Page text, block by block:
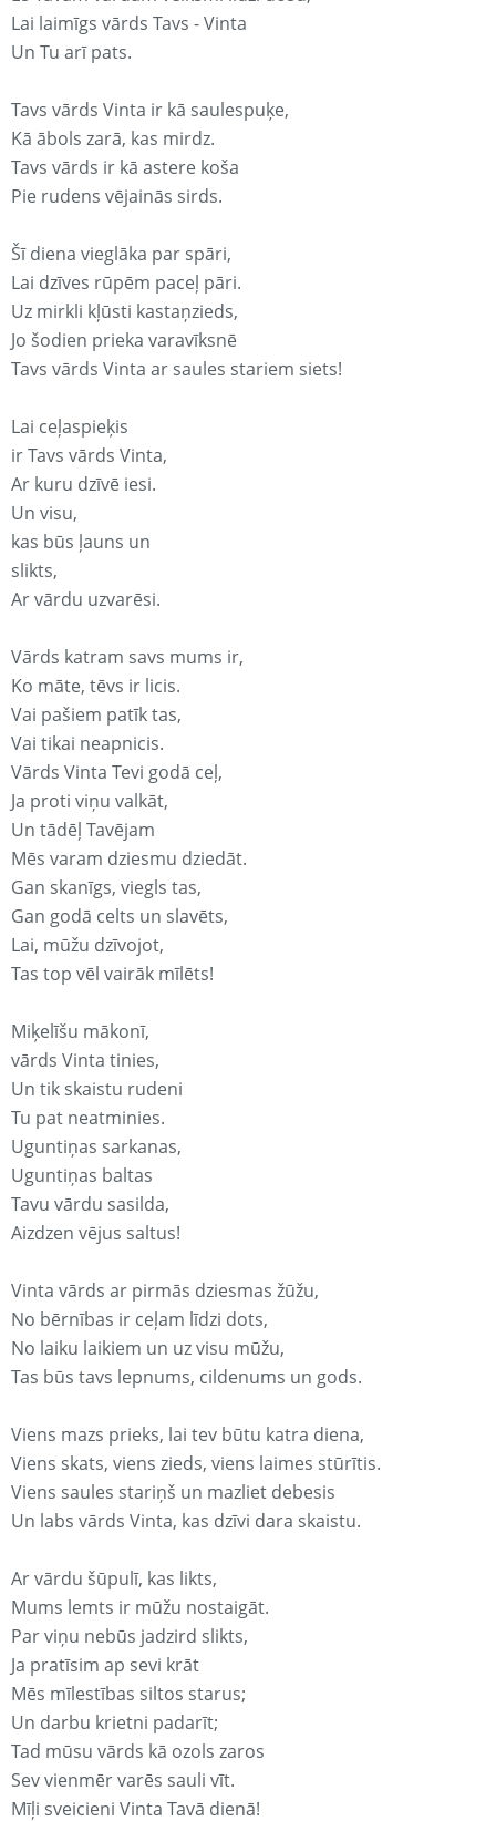
Lai laimīgs vārds Tavs - Vinta
Un Tu arī pats.
Tavs vārds Vinta ir kā saulespuķe,
Kā ābols zarā, kas mirdz.
Tavs vārds ir kā astere koša
Pie rudens vējainās sirds.
Šī diena vieglāka par spāri,
Lai dzīves rūpēm paceļ pāri.
Uz mirkli kļūsti kastaņzieds,
Jo šodien prieka varavīksnē
Tavs vārds Vinta ar saules stariem siets!
Lai ceļaspieķis
ir Tavs vārds Vinta,
Ar kuru dzīvē iesi.
Un visu,
kas būs ļauns un
slikts,
Ar vārdu uzvarēsi.
Vārds katram savs mums ir,
Ko māte, tēvs ir licis.
Vai pašiem patīk tas,
Vai tikai neapnicis.
Vārds Vinta Tevi godā ceļ,
Ja proti viņu valkāt,
Un tādēļ Tavējam
Mēs varam dziesmu dziedāt.
Gan skanīgs, viegls tas,
Gan godā celts un slavēts,
Lai, mūžu dzīvojot,
Tas top vēl vairāk mīlēts!
Miķelīšu mākonī,
vārds Vinta tinies,
Un tik skaistu rudeni
Tu pat neatminies.
Uguntiņas sarkanas,
Uguntiņas baltas
Tavu vārdu sasilda,
Aizdzen vējus saltus!
Vinta vārds ar pirmās dziesmas žūžu,
No bērnības ir ceļam līdzi dots,
No laiku laikiem un uz visu mūžu,
Tas būs tavs lepnums, cildenums un gods.
Viens mazs prieks, lai tev būtu katra diena,
Viens skats, viens zieds, viens laimes stūrītis.
Viens saules stariņš un mazliet debesis
Un labs vārds Vinta, kas dzīvi dara skaistu.
Ar vārdu šūpulī, kas likts,
Mums lemts ir mūžu nostaigāt.
Par viņu nebūs jadzird slikts,
Ja pratīsim ap sevi krāt
Mēs mīlestības siltos starus;
Un darbu krietni padarīt;
Tad mūsu vārds kā ozols zaros
Sev vienmēr varēs sauli vīt.
Mīļi sveicieni Vinta Tavā dienā!